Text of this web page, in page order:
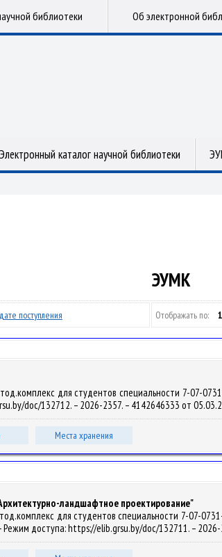
библиотеки Об электронной
Электронный каталог научной библиотеки
ЭУМК
дате поступления Отображать по:
для студентов специальности 7-07-
doc/132712. – 2026-2357. – 4142646333 от
Места хранения
ландшафтное проектирование"
для студентов специальности 7-07-
Режим доступа: https://elib.grsu.by/doc/132711. –